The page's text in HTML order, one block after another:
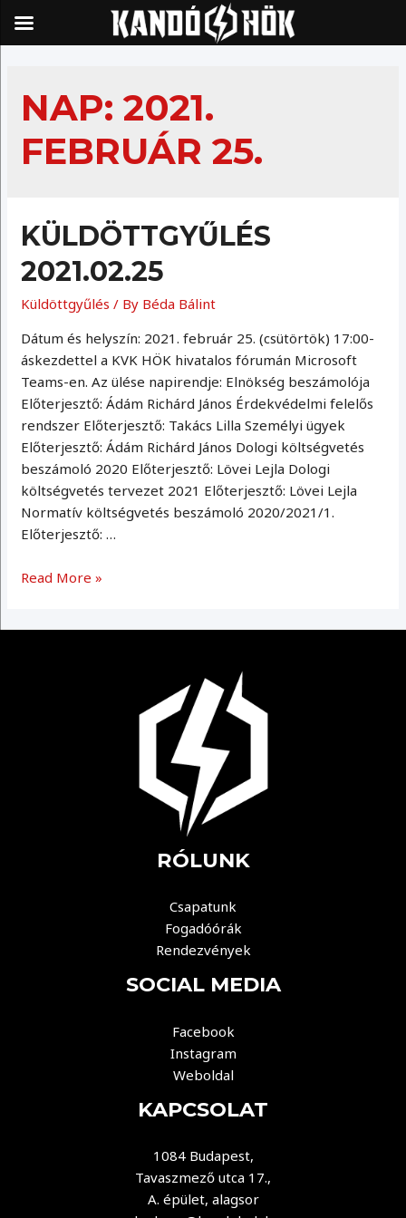
contentNAP:2021.
FEBRUÁR 25.
KÜLDÖTTGYŰLÉS
2021.02.25
Küldöttgyűlés / By Béda Bálint
Dátum és helyszín: 2021. február 25. (csütörtök) 17:00-
áskezdettel a KVK HÖK hivatalos fórumán Microsoft
Teams-en. Az ülése napirendje: Elnökség beszámolója
Előterjesztő: Ádám Richárd János Érdekvédelmi felelős
rendszer Előterjesztő: Takács Lilla Személyi ügyek
Előterjesztő: Ádám Richárd János Dologi költségvetés
beszámoló 2020 Előterjesztő: Lövei Lejla Dologi
költségvetés tervezet 2021 Előterjesztő: Lövei Lejla
Normatív költségvetés beszámoló 2020/2021/1.
Előterjesztő: …
Küldöttgyűlés
Read More »
RÓLUNK
Csapatunk
Fogadóórák
Rendezvények
SOCIAL MEDIA
Facebook
Instagram
Weboldal
KAPCSOLAT
1084 Budapest,
Tavaszmező utca 17.,
A. épület, alagsor